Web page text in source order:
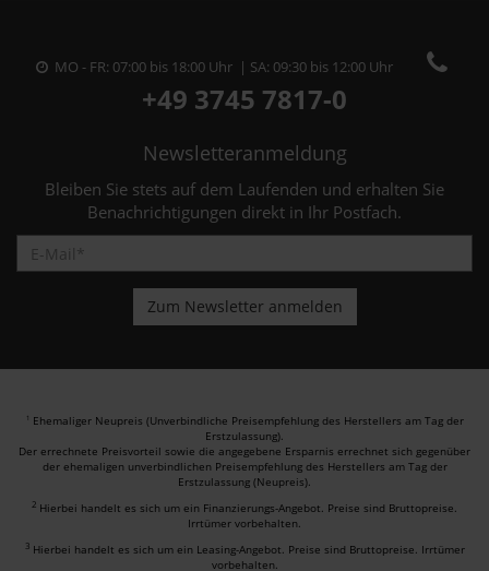
MO - FR: 07:00 bis 18:00 Uhr | SA: 09:30 bis 12:00 Uhr
+49 3745 7817-0
Newsletteranmeldung
Bleiben Sie stets auf dem Laufenden und erhalten Sie
Benachrichtigungen direkt in Ihr Postfach.
1 Ehemaliger Neupreis (Unverbindliche Preisempfehlung des Herstellers am Tag der
Erstzulassung).
Der errechnete Preisvorteil sowie die angegebene Ersparnis errechnet sich gegenüber
der ehemaligen unverbindlichen Preisempfehlung des Herstellers am Tag der
Erstzulassung (Neupreis).
2 Hierbei handelt es sich um ein Finanzierungs-Angebot. Preise sind Bruttopreise.
Irrtümer vorbehalten.
3 Hierbei handelt es sich um ein Leasing-Angebot. Preise sind Bruttopreise. Irrtümer
vorbehalten.